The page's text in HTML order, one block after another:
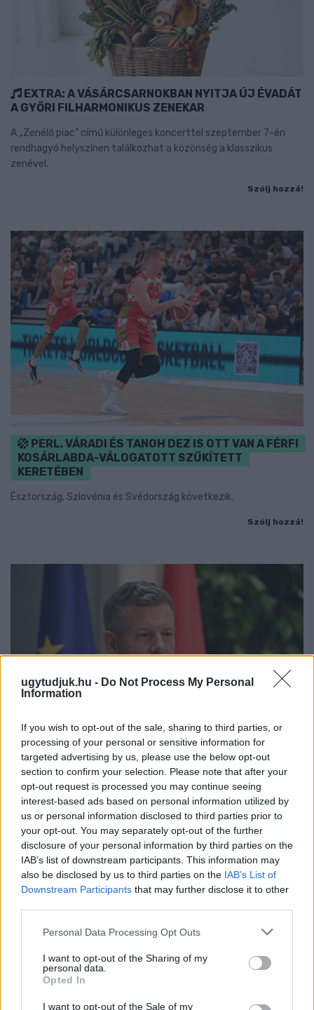
ugytudjuk.hu - Do Not Process My Personal
Information
If you wish to opt-out of the sale, sharing to third parties, or
processing of your personal or sensitive information for
targeted advertising by us, please use the below opt-out
section to confirm your selection. Please note that after your
opt-out request is processed you may continue seeing
interest-based ads based on personal information utilized by
us or personal information disclosed to third parties prior to
your opt-out. You may separately opt-out of the further
disclosure of your personal information by third parties on the
IAB’s list of downstream participants. This information may
also be disclosed by us to third parties on the IAB’s List of
Downstream Participants that may further disclose it to other
Please note that this website/app uses one or more Google
not limited to your visit or usage behaviour. You may click to
grant or deny consent to Google and its third-party tags to
use your data for below specified purposes in below Google
consent section.
Personal Data Processing Opt Outs
I want to opt-out of the Sharing of my
personal data.
Opted In
I want to opt-out of the Sale of my
EXTRA: A VÁSÁRCSARNOKBAN NYITJA ÚJ ÉVADÁT
A GYŐRI FILHARMONIKUS ZENEKAR
A „Zenélő piac” című különleges koncerttel szeptember 7-én
rendhagyó helyszínen találkozhat a közönség a klasszikus
zenével.
Szólj hozzá!
PERL, VÁRADI ÉS TANOH DEZ IS OTT VAN A FÉRFI
KOSÁRLABDA-VÁLOGATOTT SZŰKÍTETT
KERETÉBEN
Észtország, Szlovénia és Svédország következik.
Szólj hozzá!
MAGYAR PÉTER: 868 MILLIÁRD FORINTOS
BERUHÁZÁSI CSOMAGGAL ERŐSÍTIK
MAGYARORSZÁG ENERGIAELLÁTÁSÁT, MIKÖZBEN
TOVÁBBRA IS KRITIKUS NAPOK ELÉ NÉZ AZ ORSZÁG
Átfogó energetikai fejlesztési programot fogadott el a
kormány.
Szólj hozzá!